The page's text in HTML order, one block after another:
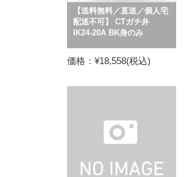
【送料無料／直送／個人宅
配送不可】 CTガチ弁
IK24-20A BK身のみ
価格：¥18,558(税込)